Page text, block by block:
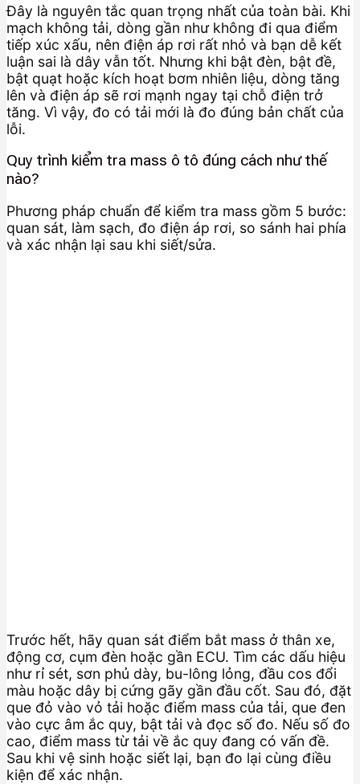
Đây là nguyên tắc quan trọng nhất của toàn bài. Khi
mạch không tải, dòng gần như không đi qua điểm
tiếp xúc xấu, nên điện áp rơi rất nhỏ và bạn dễ kết
luận sai là dây vẫn tốt. Nhưng khi bật đèn, bật đề,
bật quạt hoặc kích hoạt bơm nhiên liệu, dòng tăng
lên và điện áp sẽ rơi mạnh ngay tại chỗ điện trở
tăng. Vì vậy, đo có tải mới là đo đúng bản chất của
lỗi.
Quy trình kiểm tra mass ô tô đúng cách như thế
nào?
Phương pháp chuẩn để kiểm tra mass gồm 5 bước:
quan sát, làm sạch, đo điện áp rơi, so sánh hai phía
và xác nhận lại sau khi siết/sửa.
Trước hết, hãy quan sát điểm bắt mass ở thân xe,
động cơ, cụm đèn hoặc gần ECU. Tìm các dấu hiệu
như rỉ sét, sơn phủ dày, bu-lông lỏng, đầu cos đổi
màu hoặc dây bị cứng gãy gần đầu cốt. Sau đó, đặt
que đỏ vào vỏ tải hoặc điểm mass của tải, que đen
vào cực âm ắc quy, bật tải và đọc số đo. Nếu số đo
cao, điểm mass từ tải về ắc quy đang có vấn đề.
Sau khi vệ sinh hoặc siết lại, bạn đo lại cùng điều
kiện để xác nhận.